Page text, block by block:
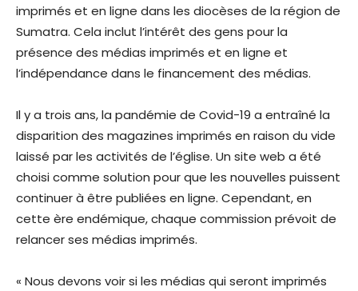
imprimés et en ligne dans les diocèses de la région de
Sumatra. Cela inclut l’intérêt des gens pour la
présence des médias imprimés et en ligne et
l’indépendance dans le financement des médias.
Il y a trois ans, la pandémie de Covid-19 a entraîné la
disparition des magazines imprimés en raison du vide
laissé par les activités de l’église. Un site web a été
choisi comme solution pour que les nouvelles puissent
continuer à être publiées en ligne. Cependant, en
cette ère endémique, chaque commission prévoit de
relancer ses médias imprimés.
« Nous devons voir si les médias qui seront imprimés